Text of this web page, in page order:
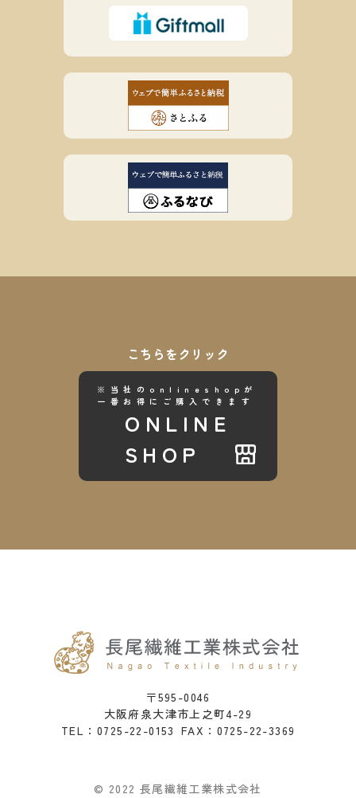
こちらをクリック
※当社のonlineshopが
一番お得にご購入できます
ONLINE
SHOP
〒595-0046
大阪府泉大津市上之町4-29
TEL： 0725-22-0153 FAX：0725-22-3369
© 2022 長尾繊維工業株式会社